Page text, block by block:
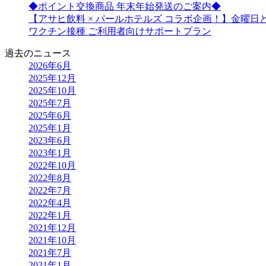
◆ポイント交換商品 年末年始発送のご案内◆
【アサヒ飲料 × パールホテルズ コラボ企画！】金曜日
ワクチン接種 ご利用者向けサポートプラン
過去のニュース
2026年6月
2025年12月
2025年10月
2025年7月
2025年6月
2025年1月
2023年6月
2023年1月
2022年10月
2022年8月
2022年7月
2022年4月
2022年1月
2021年12月
2021年10月
2021年7月